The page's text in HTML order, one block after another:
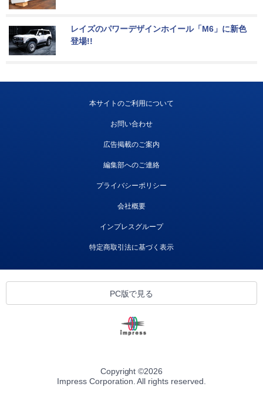
レイズのパワーデザインホイール「M6」に新色
登場!!
本サイトのご利用について
お問い合わせ
広告掲載のご案内
編集部へのご連絡
プライバシーポリシー
会社概要
インプレスグループ
特定商取引法に基づく表示
PC版で見る
Copyright ©2026
Impress Corporation. All rights reserved.